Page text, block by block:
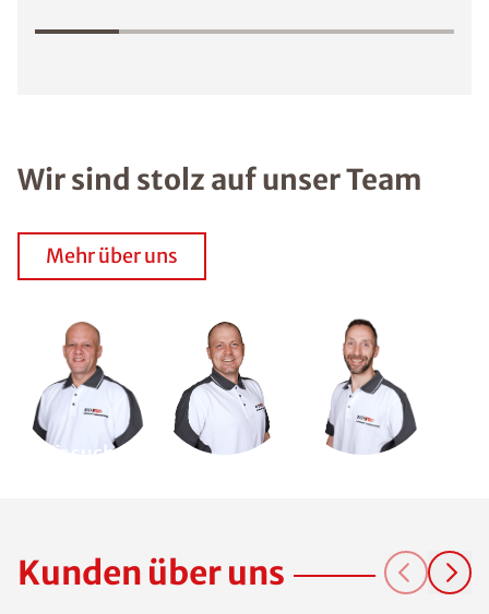
Wir sind stolz auf unser Team
Mehr über uns
Wir suchen
Kunden über uns